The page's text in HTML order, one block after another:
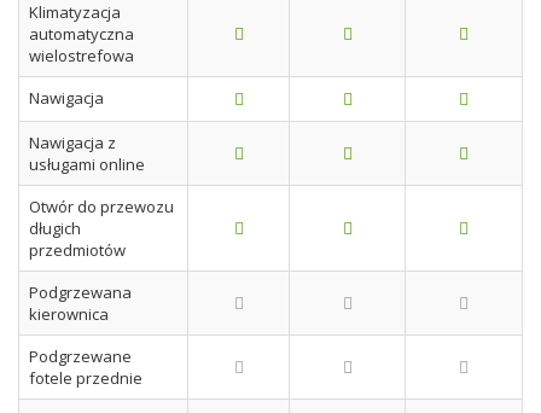
Klimatyzacja
automatyczna
wielostrefowa
Nawigacja
Nawigacja z
usługami online
Otwór do przewozu
długich
przedmiotów
Podgrzewana
kierownica
Podgrzewane
fotele przednie